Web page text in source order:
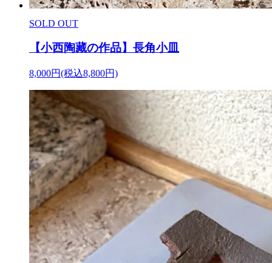
SOLD OUT
【小西陶藏の作品】長角小皿
8,000円(税込8,800円)